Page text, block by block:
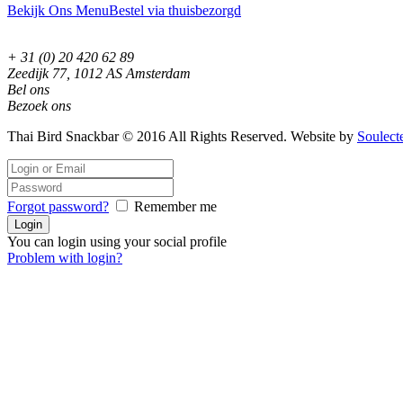
Bekijk Ons MenuBestel via thuisbezorgd
+ 31 (0) 20 420 62 89
Zeedijk 77, 1012 AS Amsterdam
Bel ons
Bezoek ons
Thai Bird Snackbar © 2016 All Rights Reserved. Website by
Forgot password? Remember me
You can login using your social profile
Problem with login?